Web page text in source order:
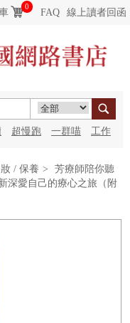
0
FAQ 線上讀者回函
超慢跑 一群喵 工作
/ 保養 >
芳療師陪你聽
深愛自己的療心之旅（附